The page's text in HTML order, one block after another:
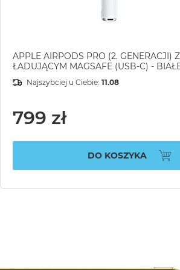
APPLE AIRPODS PRO (2. GENERACJI) Z
ŁADUJĄCYM MAGSAFE (USB-C) -
Najszybciej u Ciebie: 11.08
799 zł
DO KOSZYKA